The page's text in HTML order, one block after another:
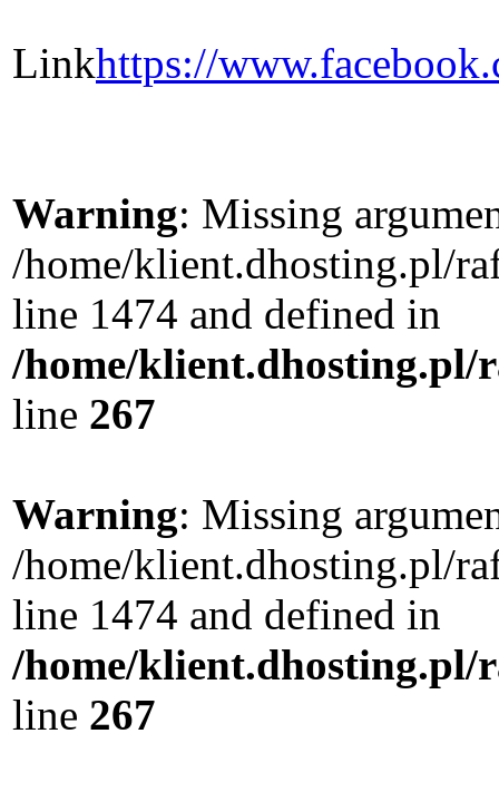
Linkhttps://
Warning: Missing
/home/klient.dhosting.pl/
line 1474 and defined in
/home/klient.dhosting.pl/
line 267
Warning: Missing
/home/klient.dhosting.pl/
line 1474 and defined in
/home/klient.dhosting.pl/
line 267